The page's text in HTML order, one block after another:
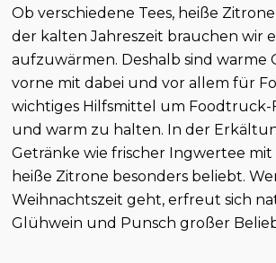
Ob verschiedene Tees, heiße
der kalten Jahreszeit brauchen wir
aufzuwärmen. Deshalb sind warme
vorne mit dabei und vor allem für
wichtiges Hilfsmittel um Foodtruck-
und warm zu halten. In der
Getränke wie frischer Ingwertee mit
heiße Zitrone besonders beliebt.
Weihnachtszeit geht, erfreut sich
Glühwein und Punsch großer